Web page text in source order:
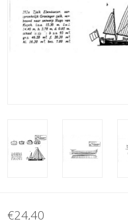
ABONNEMENT DE
MODELBOUWER
€24,40